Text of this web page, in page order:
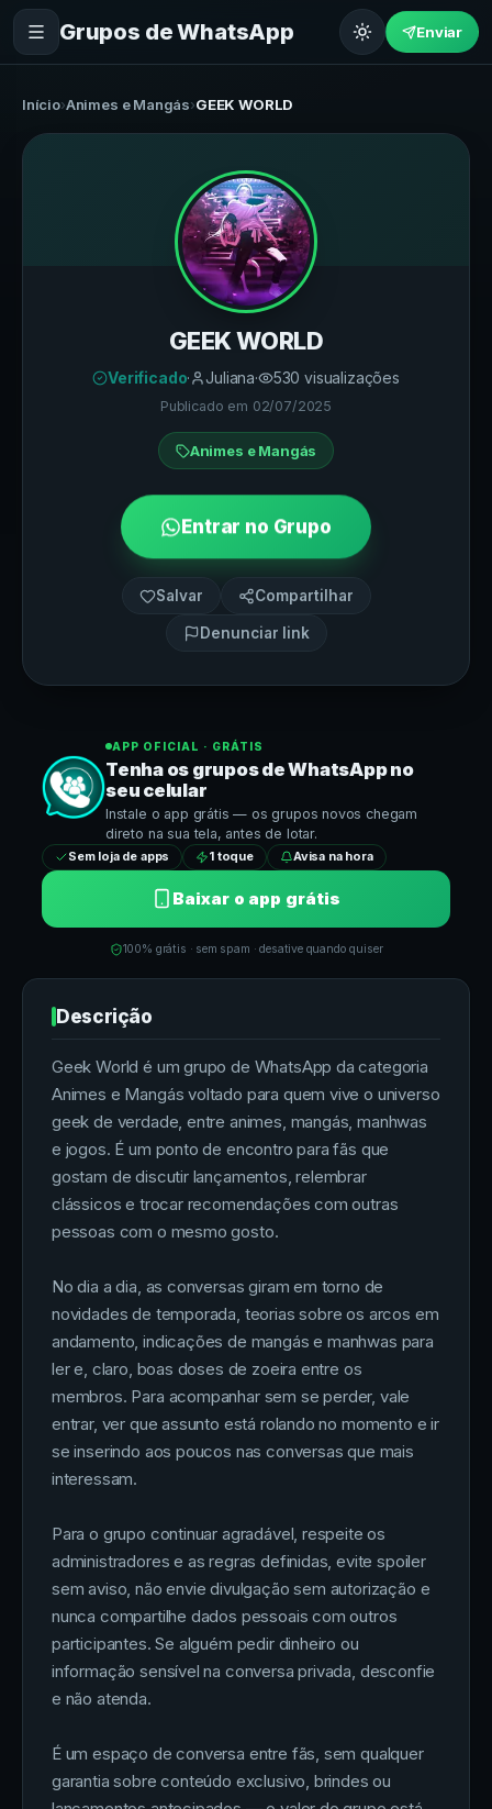
Grupos de WhatsApp Enviar
Início›Animes e Mangás›GEEK WORLD
GEEK WORLD
Verificado· Juliana· 530 visualizações
Publicado em 02/07/2025
Animes e Mangás
Entrar no Grupo
Salvar Compartilhar
Denunciar link
APP OFICIAL · GRÁTIS
Tenha os grupos deWhatsAppno
seu celular
Instale o app grátis — os grupos novos chegam
direto na sua tela, antes de lotar.
Sem loja de apps 1 toque Avisa na hora
Baixar o app grátis
100% grátis · sem spam · desative quando quiser
Descrição
Geek World é um grupo de WhatsApp da categoria
Animes e Mangás voltado para quem vive o universo
geek de verdade, entre animes, mangás, manhwas
e jogos. É um ponto de encontro para fãs que
gostam de discutir lançamentos, relembrar
clássicos e trocar recomendações com outras
pessoas com o mesmo gosto.
No dia a dia, as conversas giram em torno de
novidades de temporada, teorias sobre os arcos em
andamento, indicações de mangás e manhwas para
ler e, claro, boas doses de zoeira entre os
membros. Para acompanhar sem se perder, vale
entrar, ver que assunto está rolando no momento e ir
se inserindo aos poucos nas conversas que mais
interessam.
Para o grupo continuar agradável, respeite os
administradores e as regras definidas, evite spoiler
sem aviso, não envie divulgação sem autorização e
nunca compartilhe dados pessoais com outros
participantes. Se alguém pedir dinheiro ou
informação sensível na conversa privada, desconfie
e não atenda.
É um espaço de conversa entre fãs, sem qualquer
garantia sobre conteúdo exclusivo, brindes ou